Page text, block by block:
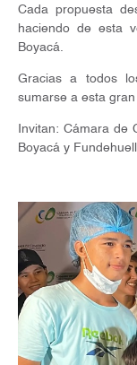
Cada propuesta
haciendo de esta
Boyacá.
Gracias a todos
sumarse a esta
Invitan: Cámara de
Boyacá y